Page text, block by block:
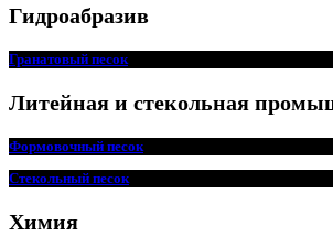
Гидроабразив
Гранатовый песок
Литейная и стекольная
Формовочный песок
Стекольный песок
Химия